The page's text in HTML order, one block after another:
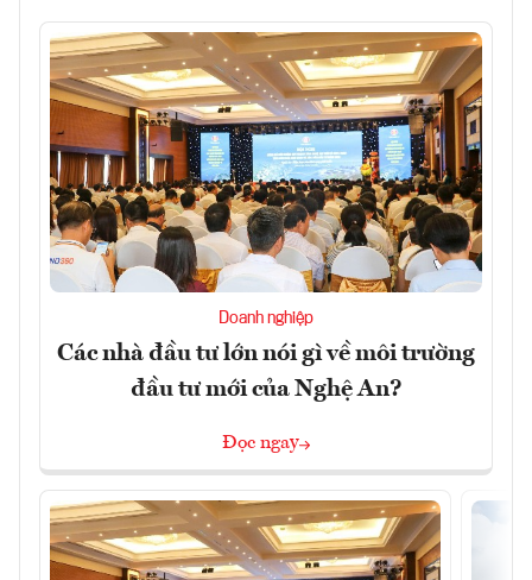
Doanh nghiệp
Các nhà đầu tư lớn nói gì về môi trường
đầu tư mới của Nghệ An?
Đọc ngay